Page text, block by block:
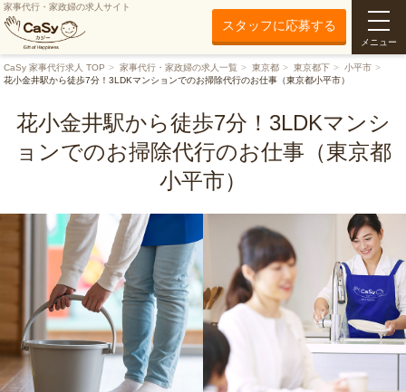
家事代行・家政婦の求人サイト
スタッフに応募する
メニュー
CaSy 家事代行求人 TOP 家事代行・家政婦の求人一覧 東京都 東京都下
小平市
花小金井駅から徒歩7分！3LDKマンションでのお掃除代行のお仕事（東京都小平市）
花小金井駅から徒歩7分！3LDKマンシ
ョンでのお掃除代行のお仕事（東京都
小平市）